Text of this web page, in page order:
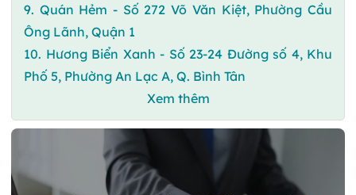
9. Quán Hẻm - Số 272 Võ Văn Kiệt, Phường Cầu
Ông Lãnh, Quận 1
10. Hương Biển Xanh - Số 23-24 Đường số 4, Khu
Phố 5, Phường An Lạc A, Q. Bình Tân
Xem thêm